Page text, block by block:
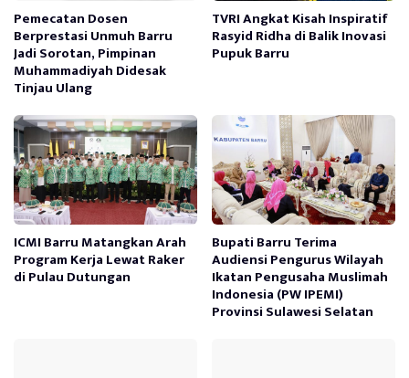
Pemecatan Dosen
Berprestasi Unmuh Barru
Jadi Sorotan, Pimpinan
Muhammadiyah Didesak
Tinjau Ulang
TVRI Angkat Kisah Inspiratif
Rasyid Ridha di Balik Inovasi
Pupuk Barru
ICMI Barru Matangkan Arah
Program Kerja Lewat Raker
di Pulau Dutungan
Bupati Barru Terima
Audiensi Pengurus Wilayah
Ikatan Pengusaha Muslimah
Indonesia (PW IPEMI)
Provinsi Sulawesi Selatan